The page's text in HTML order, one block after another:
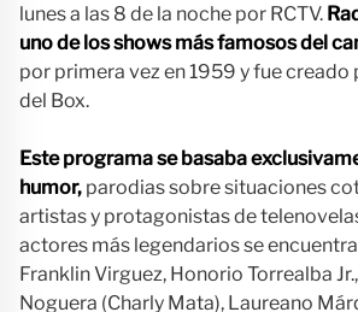
lunes a las 8 de la noche por RCTV.
uno de los shows más famosos del
por primera vez en 1959 y fue
del Box.
Este programa se basaba
humor, parodias sobre situaciones
artistas y protagonistas de
actores más legendarios se
Franklin Virguez, Honorio Torrealba
Noguera (Charly Mata), Laureano